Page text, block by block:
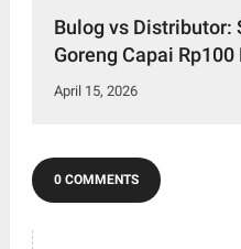
Bulog vs Distributor:
Goreng Capai Rp100
April 15, 2026
0 COMMENTS